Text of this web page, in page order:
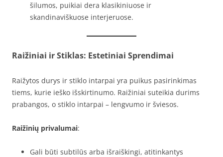
šilumos, puikiai dera klasikiniuose ir
skandinaviškuose interjeruose.
Raižiniai ir Stiklas: Estetiniai Sprendimai
Raižytos durys ir stiklo intarpai yra puikus pasirinkimas
tiems, kurie ieško išskirtinumo. Raižiniai suteikia durims
prabangos, o stiklo intarpai – lengvumo ir šviesos.
Raižinių privalumai:
Gali būti subtilūs arba išraiškingi, atitinkantys